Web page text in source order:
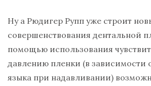
Ну а Рюдигер Рупп уже строит
совершенствования дентальной
помощью использования
давлению пленки (в зависимости
языка при надавливании)